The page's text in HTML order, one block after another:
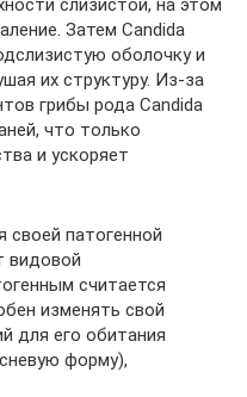
Затем Candida
оболочку и
их структуру. Из-за
грибы рода Candida
что только
и ускоряет
своей патогенной
видовой
считается
изменять свой
для его обитания
форму),